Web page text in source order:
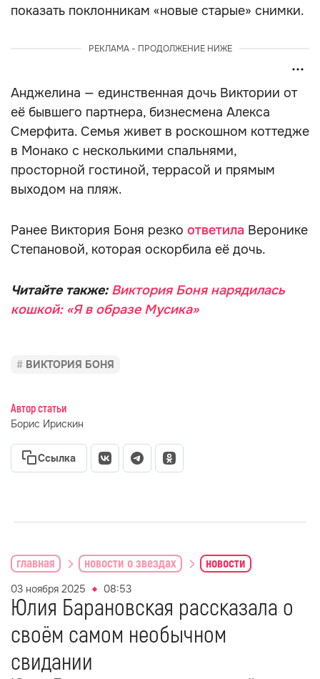
показать поклонникам «новые старые» снимки.
РЕКЛАМА - ПРОДОЛЖЕНИЕ НИЖЕ
Анджелина — единственная дочь Виктории от
её бывшего партнера, бизнесмена Алекса
Смерфита. Семья живет в роскошном коттедже
в Монако с несколькими спальнями,
просторной гостиной, террасой и прямым
выходом на пляж.
Ранее Виктория Боня резко ответила Веронике
Степановой, которая оскорбила её дочь.
Читайте также: Виктория Боня нарядилась
кошкой: «Я в образе Мусика»
ВИКТОРИЯ БОНЯ
Автор статьи
Борис Ирискин
Ссылка
главная новости о звездах новости
03 ноября 2025 08:53
Юлия Барановская рассказала о
своём самом необычном
свидании